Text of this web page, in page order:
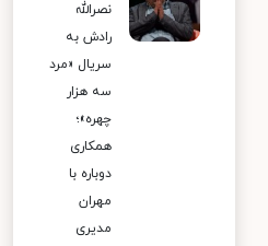
نصرالله
رادش به
سریال «مرد
سه هزار
چهره»؛
همکاری
دوباره با
مهران
مدیری